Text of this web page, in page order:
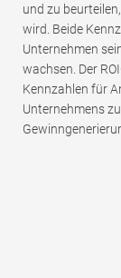
und zu
wird. Beide
Unternehmen
wachsen. Der
Kennzahlen für
Unternehmens